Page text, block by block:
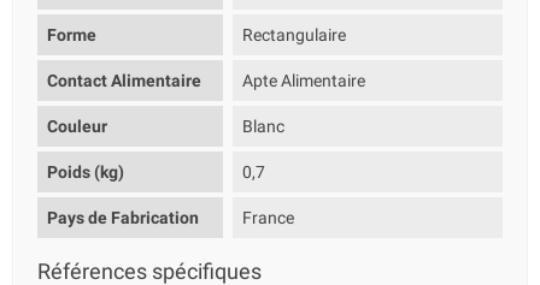
Forme Rectangulaire
Contact Alimentaire Apte Alimentaire
Couleur Blanc
Poids (kg) 0,7
Pays de Fabrication France
Références spécifiques